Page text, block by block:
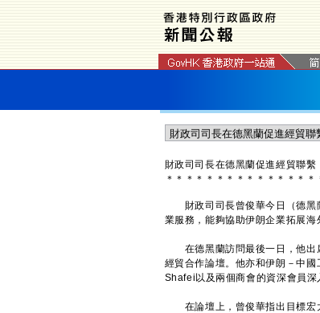
財政司司長在德黑蘭促進經貿聯繫
＊ ＊ ＊ ＊ ＊ ＊ ＊ ＊ ＊ ＊ ＊ ＊ ＊ ＊ ＊
財政司司長曾俊華今日（德黑
業服務，能夠協助伊朗企業拓展海
在德黑蘭訪問最後一日，他出
經貿合作論壇。他亦和伊朗－中
Shafei以及兩個商會的資深會員深
在論壇上，曾俊華指出目標宏